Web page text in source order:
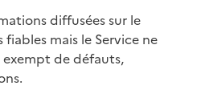
diffusées sur le
mais le Service ne
de défauts,